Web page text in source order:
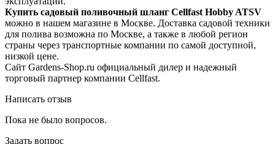
Купить садовый поливочный шланг Cellfast Hobby ATSV
можно в нашем магазине в Москве. Доставка садовой техники
для полива возможна по Москве, а также в любой регион
страны через транспортные компании по самой доступной,
низкой цене.
Сайт Gardens-Shop.ru официальный дилер и надежный
торговый партнер компании Cellfast.
Написать отзыв
Пока не было вопросов.
Задать вопрос